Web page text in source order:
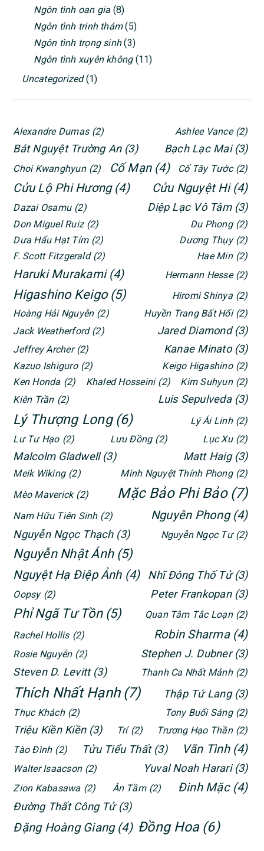
Ngôn tình oan gia (8)
Ngôn tình trinh thám(5)
Ngôn tình trọng sinh(3)
Ngôn tình xuyên không(11)
Uncategorized(1)
Alexandre Dumas (2) Ashlee Vance (2)
Bát Nguyệt Trường An (3) Bạch Lạc Mai (3)
Choi Kwanghyun (2) Cố Mạn (4) Cố Tây Tước (2)
Cửu Lộ Phi Hương (4) Cửu Nguyệt Hi (4)
Dazai Osamu (2) Diệp Lạc Vô Tâm (3)
Don Miguel Ruiz (2) Du Phong (2)
Dưa Hấu Hạt Tím (2) Dương Thụy (2)
F. Scott Fitzgerald (2) Hae Min (2)
Haruki Murakami (4) Hermann Hesse (2)
Higashino Keigo (5) Hiromi Shinya (2)
Hoàng Hải Nguyễn (2) Huyền Trang Bất Hối (2)
Jack Weatherford (2) Jared Diamond (3)
Jeffrey Archer (2) Kanae Minato (3)
Kazuo Ishiguro (2) Keigo Higashino (2)
Ken Honda (2) Khaled Hosseini (2) Kim Suhyun (2)
Kiên Trần (2) Luis Sepulveda (3)
Lý Thượng Long (6) Lý Ái Linh (2)
Lư Tư Hạo (2) Lưu Đồng (2) Lục Xu (2)
Malcolm Gladwell (3) Matt Haig (3)
Meik Wiking (2) Minh Nguyệt Thính Phong (2)
Mèo Maverick (2) Mặc Bảo Phi Bảo (7)
Nam Hữu Tiên Sinh (2) Nguyên Phong (4)
Nguyễn Ngọc Thạch (3) Nguyễn Ngọc Tư (2)
Nguyễn Nhật Ánh (5)
Nguyệt Hạ Điệp Ảnh (4) Nhĩ Đông Thố Tử (3)
Oopsy (2) Peter Frankopan (3)
Phỉ Ngã Tư Tồn (5) Quan Tâm Tắc Loạn (2)
Rachel Hollis (2) Robin Sharma (4)
Rosie Nguyễn (2) Stephen J. Dubner (3)
Steven D. Levitt (3) Thanh Ca Nhất Mảnh (2)
Thích Nhất Hạnh (7) Thập Tứ Lang (3)
Thục Khách (2) Tony Buổi Sáng (2)
Triệu Kiền Kiền (3) Trí (2) Trương Hạo Thần (2)
Tào Đình (2) Tửu Tiểu Thất (3) Vãn Tình (4)
Walter Isaacson (2) Yuval Noah Harari (3)
Zion Kabasawa (2) Ân Tầm (2) Đinh Mặc (4)
Đường Thất Công Tử (3)
Đặng Hoàng Giang (4) Đồng Hoa (6)